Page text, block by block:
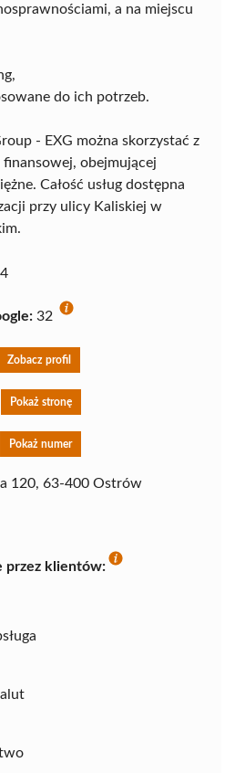
a na miejscu
do ich potrzeb.
- EXG można skorzystać z
finansowej, obejmującej
Całość usług dostępna
przy ulicy Kaliskiej w
4
32
Zobacz profil
Pokaż stronę
Pokaż numer
120, 63-400 Ostrów
przez klientów: